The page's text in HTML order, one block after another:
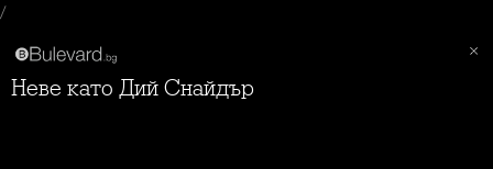
/
Неве като Дий Снайдър